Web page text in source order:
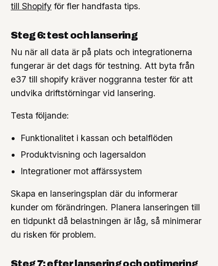
till Shopify för fler handfasta tips.
Steg 6: test och lansering
Nu när all data är på plats och integrationerna
fungerar är det dags för testning. Att byta från
e37 till shopify kräver noggranna tester för att
undvika driftstörningar vid lansering.
Testa följande:
Funktionalitet i kassan och betalflöden
Produktvisning och lagersaldon
Integrationer mot affärssystem
Skapa en lanseringsplan där du informerar
kunder om förändringen. Planera lanseringen till
en tidpunkt då belastningen är låg, så minimerar
du risken för problem.
Steg 7: efter lansering och optimering